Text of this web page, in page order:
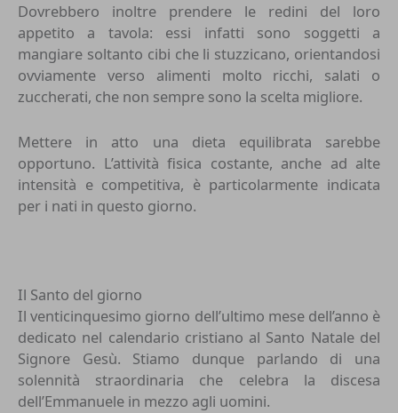
Dovrebbero inoltre prendere le redini del loro
appetito a tavola: essi infatti sono soggetti a
mangiare soltanto cibi che li stuzzicano, orientandosi
ovviamente verso alimenti molto ricchi, salati o
zuccherati, che non sempre sono la scelta migliore.
Mettere in atto una dieta equilibrata sarebbe
opportuno. L’attività fisica costante, anche ad alte
intensità e competitiva, è particolarmente indicata
per i nati in questo giorno.
Il Santo del giorno
Il venticinquesimo giorno dell’ultimo mese dell’anno è
dedicato nel calendario cristiano al Santo Natale del
Signore Gesù. Stiamo dunque parlando di una
solennità straordinaria che celebra la discesa
dell’Emmanuele in mezzo agli uomini.